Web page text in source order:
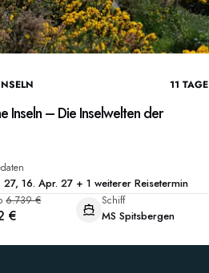
11 TAGE
Inseln – Die Inselwelten der
27, 16. Apr. 27 + 1 weiterer Reisetermin
6.739 €
€
Schiff
MS Spitsbergen